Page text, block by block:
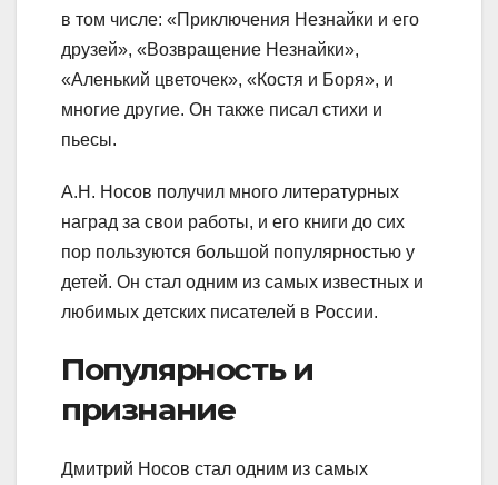
в том числе: «Приключения Незнайки и его
друзей», «Возвращение Незнайки»,
«Аленький цветочек», «Костя и Боря», и
многие другие. Он также писал стихи и
пьесы.
А.Н. Носов получил много литературных
наград за свои работы, и его книги до сих
пор пользуются большой популярностью у
детей. Он стал одним из самых известных и
любимых детских писателей в России.
Популярность и
признание
Дмитрий Носов стал одним из самых